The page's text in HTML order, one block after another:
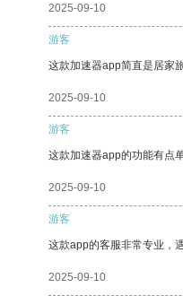
2025-09-10
游客
这款加速器app简直是居家
2025-09-10
游客
这款加速器app的功能有点
2025-09-10
游客
这款app的客服非常专业，
2025-09-10